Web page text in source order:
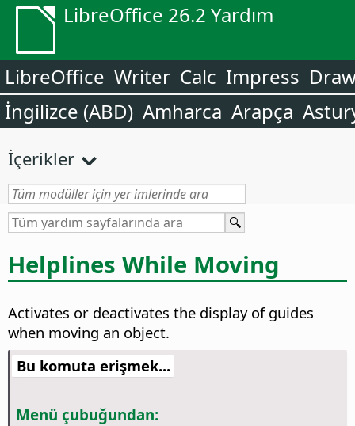
LibreOffice 26.2 Yardım
LibreOffice Writer Calc Impress
İngilizce (ABD) Amharca Arapça
İçerikler
Helplines While Moving
Activates or deactivates the display of guides
when moving an object.
Bu komuta erişmek...
Menü çubuğundan: